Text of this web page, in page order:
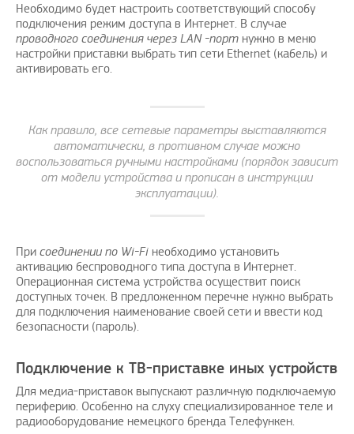
Необходимо будет настроить соответствующий способу
подключения режим доступа в Интернет. В случае
проводного соединения через LAN -порт нужно в меню
настройки приставки выбрать тип сети Ethernet (кабель) и
активировать его.
Как правило, все сетевые параметры выставляются
автоматически, в противном случае можно
воспользоваться ручными настройками (порядок зависит
от модели устройства и прописан в инструкции
эксплуатации).
При соединении по Wi-Fi необходимо установить
активацию беспроводного типа доступа в Интернет.
Операционная система устройства осуществит поиск
доступных точек. В предложенном перечне нужно выбрать
для подключения наименование своей сети и ввести код
безопасности (пароль).
Подключение к ТВ-приставке иных устройств
Для медиа-приставок выпускают различную подключаемую
периферию. Особенно на слуху специализированное теле и
радиооборудование немецкого бренда Телефункен.